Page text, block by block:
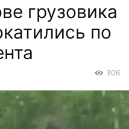
грузовика
по
306